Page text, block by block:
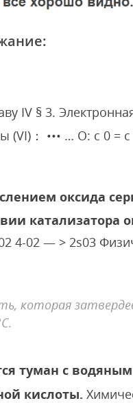
IV § 3.
： ••• … О: с 0 = с
оксида
катализатора
4-02 — > 2s03
которая
туман с
кислоты.